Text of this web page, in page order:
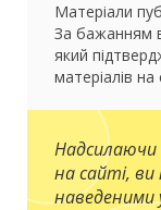
Матеріали
За бажанням
який
матеріалів на
Надсилаючи
на сайті, ви
наведеними